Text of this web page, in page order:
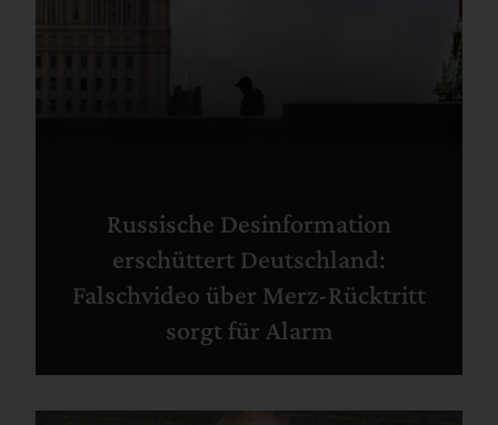
Russische Desinformation
erschüttert Deutschland:
Falschvideo über Merz-Rücktritt
sorgt für Alarm